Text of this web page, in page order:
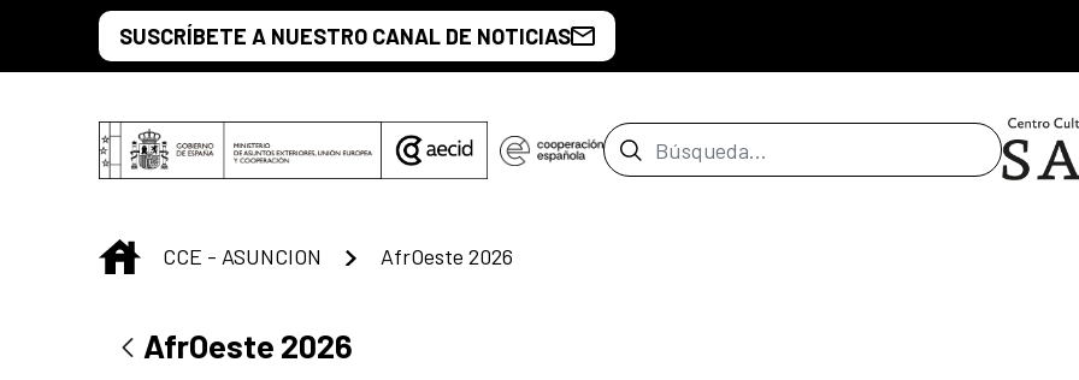
Saltar al contenido principal
SUSCRÍBETE A NUESTRO CANAL DE NOTICIAS
Barra de búsqueda
INICIO
CCE - ASUNCION AfrOeste 2026
AfrOeste 2026